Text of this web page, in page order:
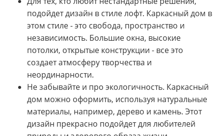
подойдет дизайн в стиле лофт. Каркасный дом в
этом стиле - это свобода, пространство и
независимость. Большие окна, высокие
потолки, открытые конструкции - все это
создает атмосферу творчества и
неординарности.
Не забывайте и про экологичность. Каркасный
дом можно оформить, используя натуральные
материалы, например, дерево и камень. Этот
дизайн прекрасно подойдет для любителей